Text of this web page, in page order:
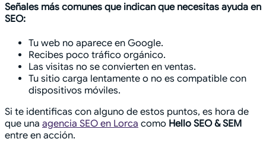
Señales más comunes que indican que necesitas ayuda en
SEO:
Tu web no aparece en Google.
Recibes poco tráfico orgánico.
Las visitas no se convierten en ventas.
Tu sitio carga lentamente o no es compatible con
dispositivos móviles.
Si te identificas con alguno de estos puntos, es hora de
que una agencia SEO en Lorca como Hello SEO & SEM
entre en acción.